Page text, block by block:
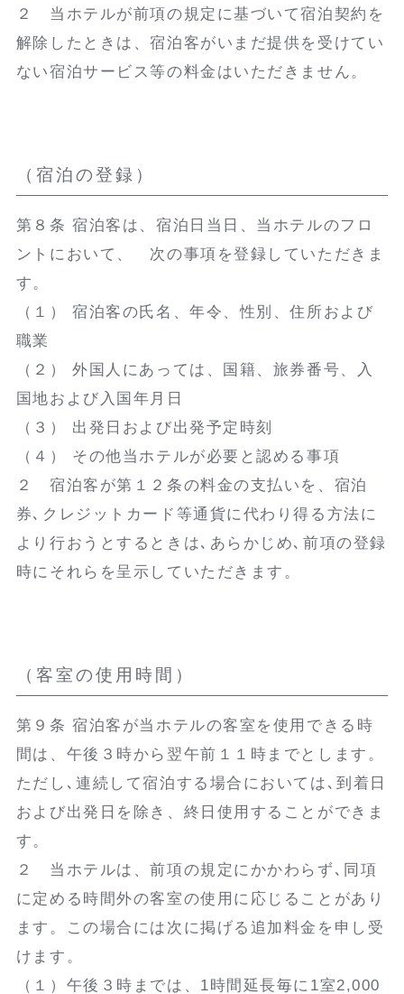
２ 当ホテルが前項の規定に基づいて宿泊契約を
解除したときは、宿泊客がいまだ提供を受けてい
ない宿泊サービス等の料金はいただきません。
（宿泊の登録）
第８条 宿泊客は、宿泊日当日、当ホテルのフロ
ントにおいて、 次の事項を登録していただきま
す。
（１） 宿泊客の氏名、年令、性別、住所および
職業
（２） 外国人にあっては、国籍、旅券番号、入
国地および入国年月日
（３） 出発日および出発予定時刻
（４） その他当ホテルが必要と認める事項
２ 宿泊客が第１２条の料金の支払いを、宿泊
券､クレジットカード等通貨に代わり得る方法に
より行おうとするときは､あらかじめ､前項の登録
時にそれらを呈示していただきます。
（客室の使用時間）
第９条 宿泊客が当ホテルの客室を使用できる時
間は、午後３時から翌午前１１時までとします。
ただし､連続して宿泊する場合においては､到着日
および出発日を除き、終日使用することができま
す。
２ 当ホテルは、前項の規定にかかわらず､同項
に定める時間外の客室の使用に応じることがあり
ます。この場合には次に掲げる追加料金を申し受
けます。
（１）午後３時までは、1時間延長毎に1室2,000